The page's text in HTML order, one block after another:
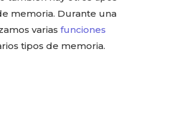
memoria. Durante una
varias funciones
tipos de memoria.